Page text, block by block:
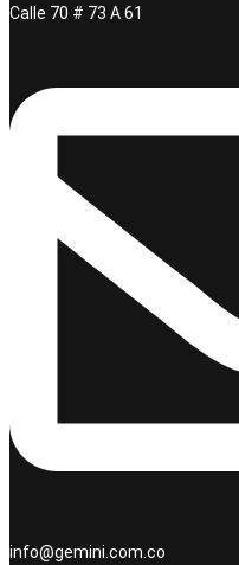
Calle 70 # 73 A 61
info@gemini.com.co